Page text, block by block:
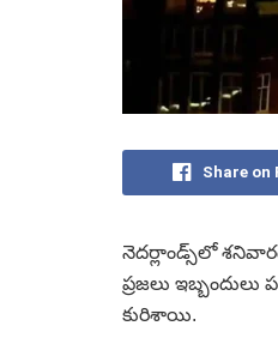
Share on
నెదర్లాండ్స్‌లో
ప్రజలు
కురిశాయి.